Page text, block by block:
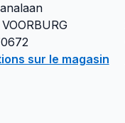
VOORBURG
sur le magasin